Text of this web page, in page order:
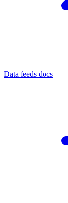
Data feeds docs